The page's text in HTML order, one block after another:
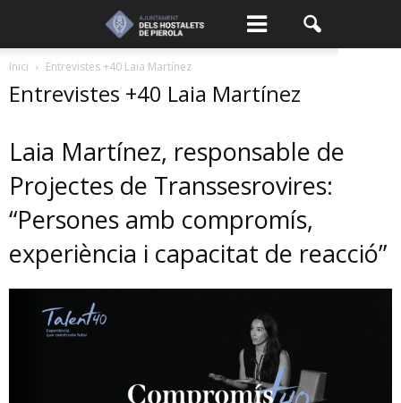
Inici Entrevistes +40 Laia Martínez
Entrevistes +40 Laia Martínez
Laia Martínez, responsable de
Projectes de Transsesrovires:
“Persones amb compromís,
experiència i capacitat de reacció”